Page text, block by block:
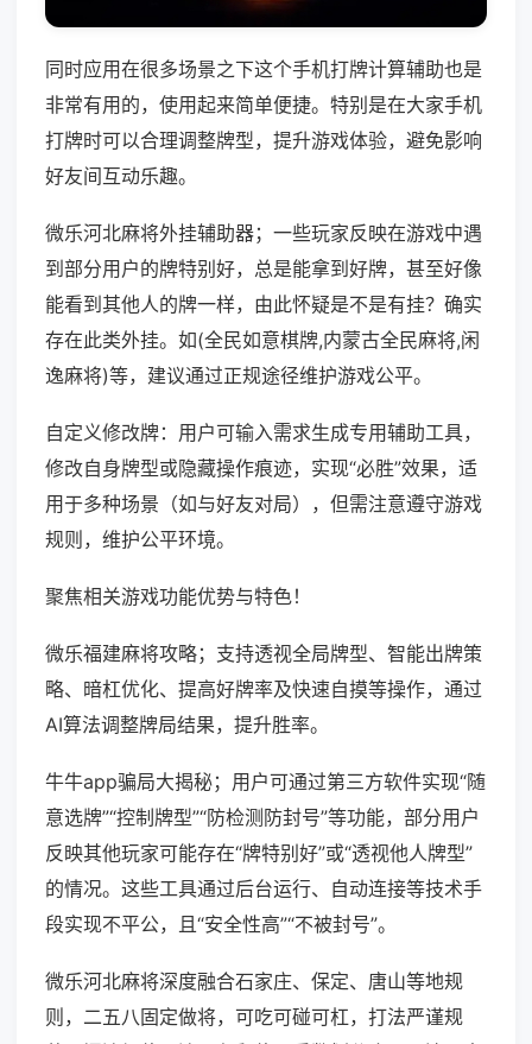
同时应用在很多场景之下这个手机打牌计算辅助也是
非常有用的，使用起来简单便捷。特别是在大家手机
打牌时可以合理调整牌型，提升游戏体验，避免影响
好友间互动乐趣。
微乐河北麻将外挂辅助器；一些玩家反映在游戏中遇
到部分用户的牌特别好，总是能拿到好牌，甚至好像
能看到其他人的牌一样，由此怀疑是不是有挂？确实
存在此类外挂。如(全民如意棋牌,内蒙古全民麻将,闲
逸麻将)等，建议通过正规途径维护游戏公平。
自定义修改牌：用户可输入需求生成专用辅助工具，
修改自身牌型或隐藏操作痕迹，实现“必胜”效果，适
用于多种场景（如与好友对局），但需注意遵守游戏
规则，维护公平环境。
聚焦相关游戏功能优势与特色！
微乐福建麻将攻略；支持透视全局牌型、智能出牌策
略、暗杠优化、提高好牌率及快速自摸等操作，通过
AI算法调整牌局结果，提升胜率。
牛牛app骗局大揭秘；用户可通过第三方软件实现“随
意选牌”“控制牌型”“防检测防封号”等功能，部分用户
反映其他玩家可能存在“牌特别好”或“透视他人牌型”
的情况。这些工具通过后台运行、自动连接等技术手
段实现不平公，且“安全性高”“不被封号”。
微乐河北麻将深度融合石家庄、保定、唐山等地规
则，二五八固定做将，可吃可碰可杠，打法严谨规